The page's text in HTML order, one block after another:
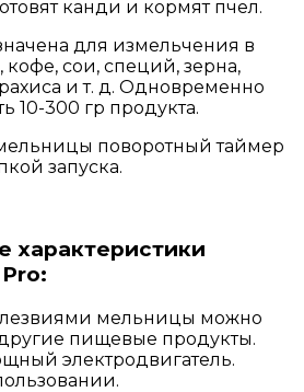
канди и кормят пчел.
для измельчения в
кофе, сои, специй, зерна,
и т. д. Одновременно
10-300 гр продукта.
поворотный таймер
запуска.
характеристики
лезвиями мельницы можно
пищевые продукты.
электродвигатель.